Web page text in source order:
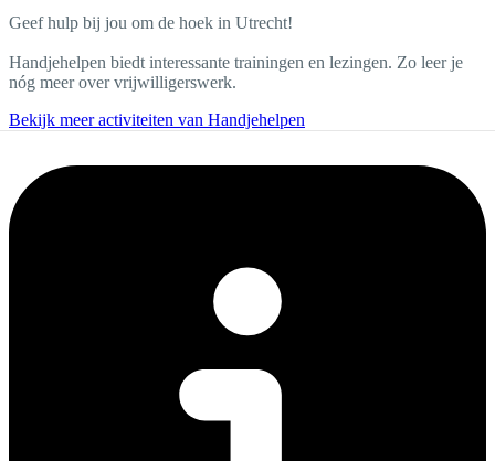
Geef hulp bij jou om de hoek in Utrecht!
Handjehelpen biedt interessante trainingen en lezingen. Zo leer je
nóg meer over vrijwilligerswerk.
Bekijk meer activiteiten van Handjehelpen